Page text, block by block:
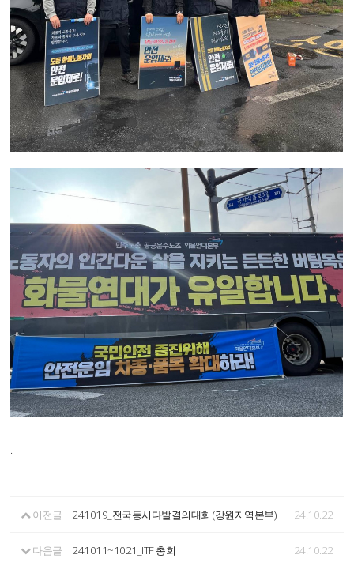
.
이전글 241019_전국동시다발결의대회 (강원지역본부) 24.10.22
다음글 241011~1021_ITF 총회 24.10.22